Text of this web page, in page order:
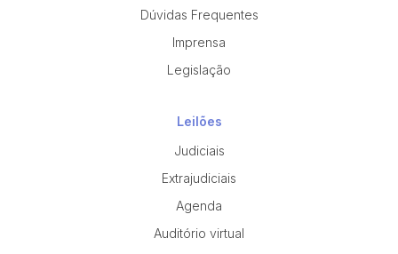
Dúvidas Frequentes
Imprensa
Legislação
Leilões
Judiciais
Extrajudiciais
Agenda
Auditório virtual